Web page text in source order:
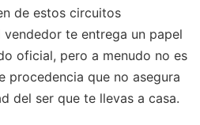
de estos circuitos
te entrega un papel
oficial, pero a menudo no es
procedencia que no asegura
del ser que te llevas a casa.